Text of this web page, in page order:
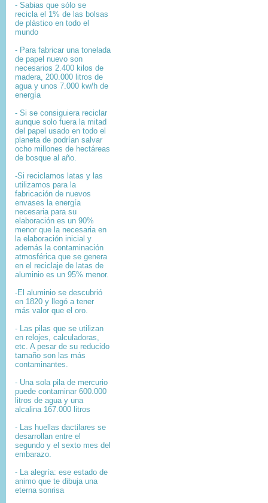
- Sabias que sólo se
recicla el 1% de las bolsas
de plástico en todo el
mundo
- Para fabricar una tonelada
de papel nuevo son
necesarios 2.400 kilos de
madera, 200.000 litros de
agua y unos 7.000 kw/h de
energía
- Si se consiguiera reciclar
aunque solo fuera la mitad
del papel usado en todo el
planeta de podrían salvar
ocho millones de hectáreas
de bosque al año.
-Si reciclamos latas y las
utilizamos para la
fabricación de nuevos
envases la energía
necesaria para su
elaboración es un 90%
menor que la necesaria en
la elaboración inicial y
además la contaminación
atmosférica que se genera
en el reciclaje de latas de
aluminio es un 95% menor.
-El aluminio se descubrió
en 1820 y llegó a tener
más valor que el oro.
- Las pilas que se utilizan
en relojes, calculadoras,
etc. A pesar de su reducido
tamaño son las más
contaminantes.
- Una sola pila de mercurio
puede contaminar 600.000
litros de agua y una
alcalina 167.000 litros
- Las huellas dactilares se
desarrollan entre el
segundo y el sexto mes del
embarazo.
- La alegría: ese estado de
animo que te dibuja una
eterna sonrisa